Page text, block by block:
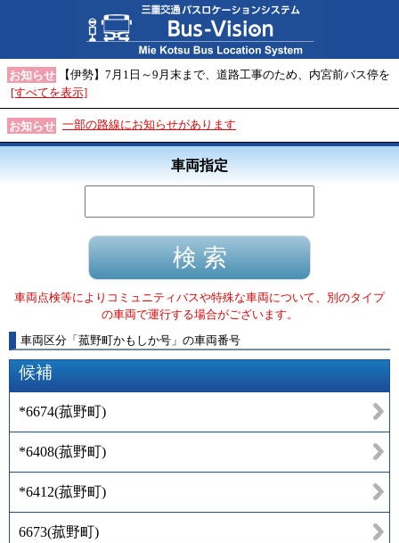
お知らせ
【伊勢】7月1日～9月末まで、道路工事のため、内宮前バス停を
[すべてを表示]
お知らせ 一部の路線にお知らせがあります
車両指定
車両点検等によりコミュニティバスや特殊な車両について、別のタイプ
の車両で運行する場合がございます。
車両区分 「 菰野町かもしか号 」 の車両番号
候補
*6674(菰野町)
*6408(菰野町)
*6412(菰野町)
6673(菰野町)